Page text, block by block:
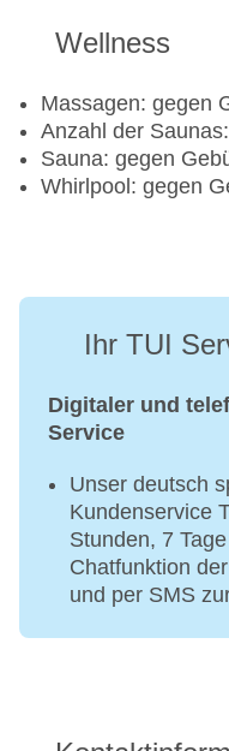
Fahrradverleih
Tretboot
Tennisplatz
Wellness
Massagen: gegen
Anzahl der
Sauna: gegen
Whirlpool: gegen
Ihr TUI
Digitaler und
Service
Unser deutsch
Kundenservice
Stunden, 7
Chatfunktion
und per SMS